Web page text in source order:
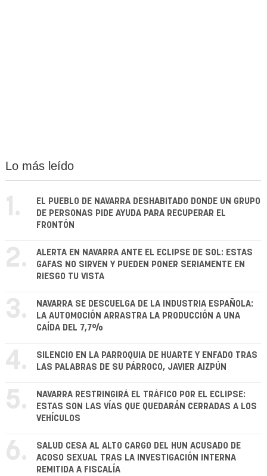
Lo más leído
1.
EL PUEBLO DE NAVARRA DESHABITADO DONDE UN GRUPO
DE PERSONAS PIDE AYUDA PARA RECUPERAR EL
FRONTÓN
2.
ALERTA EN NAVARRA ANTE EL ECLIPSE DE SOL: ESTAS
GAFAS NO SIRVEN Y PUEDEN PONER SERIAMENTE EN
RIESGO TU VISTA
3.
NAVARRA SE DESCUELGA DE LA INDUSTRIA ESPAÑOLA:
LA AUTOMOCIÓN ARRASTRA LA PRODUCCIÓN A UNA
CAÍDA DEL 7,7%
4.
SILENCIO EN LA PARROQUIA DE HUARTE Y ENFADO TRAS
LAS PALABRAS DE SU PÁRROCO, JAVIER AIZPÚN
5.
NAVARRA RESTRINGIRÁ EL TRÁFICO POR EL ECLIPSE:
ESTAS SON LAS VÍAS QUE QUEDARÁN CERRADAS A LOS
VEHÍCULOS
6.
SALUD CESA AL ALTO CARGO DEL HUN ACUSADO DE
ACOSO SEXUAL TRAS LA INVESTIGACIÓN INTERNA
REMITIDA A FISCALÍA